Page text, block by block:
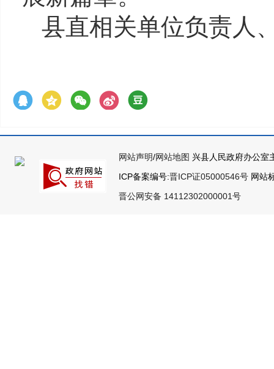
县直相关单位负责人
网站声明/网站地图 兴县人民政府办公室
ICP备案编号:晋ICP证05000546号 网站
晋公网安备 14112302000001号